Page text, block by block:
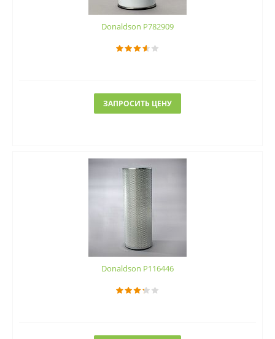
Donaldson P782909
ЗАПРОСИТЬ ЦЕНУ
Donaldson P116446